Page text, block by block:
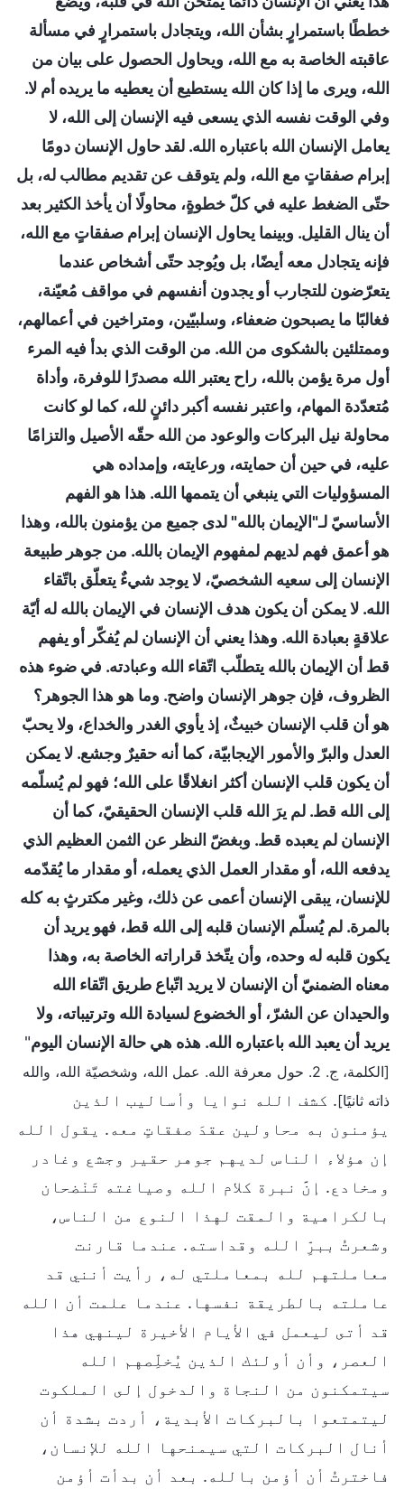
خططًا باستمرارٍ بشأن الله، ويتجادل باستمرارٍ في مسألة
عاقبته الخاصة به مع الله، ويحاول الحصول على بيان من
الله، ويرى ما إذا كان الله يستطيع أن يعطيه ما يريده أم لا.
وفي الوقت نفسه الذي يسعى فيه الإنسان إلى الله، لا
يعامل الإنسان الله باعتباره الله. لقد حاول الإنسان دومًا
إبرام صفقاتٍ مع الله، ولم يتوقف عن تقديم مطالب له، بل
حتّى الضغط عليه في كلّ خطوةٍ، محاولًا أن يأخذ الكثير بعد
أن ينال القليل. وبينما يحاول الإنسان إبرام صفقاتٍ مع الله،
فإنه يتجادل معه أيضًا، بل ويُوجد حتّى أشخاص عندما
يتعرّضون للتجارب أو يجدون أنفسهم في مواقف مُعيّنة،
فغالبًا ما يصبحون ضعفاء، وسلبيّين، ومتراخين في أعمالهم،
وممتلئين بالشكوى من الله. من الوقت الذي بدأ فيه المرء
أول مرة يؤمن بالله، راح يعتبر الله مصدرًا للوفرة، وأداة
مُتعدّدة المهام، واعتبر نفسه أكبر دائنٍ لله، كما لو كانت
محاولة نيل البركات والوعود من الله حقّه الأصيل والتزامًا
عليه، في حين أن حمايته، ورعايته، وإمداده هي
المسؤوليات التي ينبغي أن يتممها الله. هذا هو الفهم
الأساسيّ لـ"الإيمان بالله" لدى جميع من يؤمنون بالله، وهذا
هو أعمق فهم لديهم لمفهوم الإيمان بالله. من جوهر طبيعة
الإنسان إلى سعيه الشخصيّ، لا يوجد شيءٌ يتعلّق باتّقاء
الله. لا يمكن أن يكون هدف الإنسان في الإيمان بالله له أيّة
علاقةٍ بعبادة الله. وهذا يعني أن الإنسان لم يُفكّر أو يفهم
قط أن الإيمان بالله يتطلّب اتّقاء الله وعبادته. في ضوء هذه
الظروف، فإن جوهر الإنسان واضح. وما هو هذا الجوهر؟
هو أن قلب الإنسان خبيثٌ، إذ يأوي الغدر والخداع، ولا يحبّ
العدل والبرّ والأمور الإيجابيّة، كما أنه حقيرٌ وجشع. لا يمكن
أن يكون قلب الإنسان أكثر انغلاقًا على الله؛ فهو لم يُسلّمه
إلى الله قط. لم يرَ الله قلب الإنسان الحقيقيّ، كما أن
الإنسان لم يعبده قط. وبغضّ النظر عن الثمن العظيم الذي
يدفعه الله، أو مقدار العمل الذي يعمله، أو مقدار ما يُقدّمه
للإنسان، يبقى الإنسان أعمى عن ذلك، وغير مكترثٍ به كله
بالمرة. لم يُسلّم الإنسان قلبه إلى الله قط، فهو يريد أن
يكون قلبه له وحده، وأن يتّخذ قراراته الخاصة به، وهذا
معناه الضمنيّ أن الإنسان لا يريد اتّباع طريق اتّقاء الله
والحيدان عن الشرّ، أو الخضوع لسيادة الله وترتيباته، ولا
يريد أن يعبد الله باعتباره الله. هذه هي حالة الإنسان اليوم"
[الكلمة، ج. 2. حول معرفة الله. عمل الله، وشخصيّة الله، والله
ذاته ثانيًا]. كشف الله نوايا وأساليب الذين
يؤمنون به محاولين عقدَ صفقاتٍ معه. يقول الله
إن هؤلاء الناس لديهم جوهر حقير وجشع وغادر
ومخادع. إنَّ نبرة كلام الله وصياغته تَنْضحان
بالكراهية والمقت لهذا النوع من الناس،
وشعرتُ ببرِّ الله وقداسته. عندما قارنت
معاملتهم لله بمعاملتي له، رأيت أنني قد
عاملته بالطريقة نفسها. عندما علمت أن الله
قد أتى ليعمل في الأيام الأخيرة لينهي هذا
العصر، وأن أولئك الذين يُخلِّصهم الله
سيتمكنون من النجاة والدخول إلى الملكوت
ليتمتعوا بالبركات الأبدية، أردت بشدة أن
أنال البركات التي سيمنحها الله للإنسان،
فاخترتُ أن أؤمن بالله. بعد أن بدأت أؤمن